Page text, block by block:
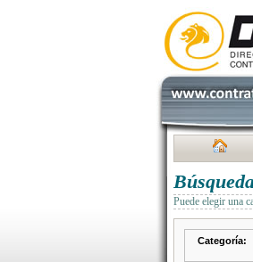
Puede elegir una
Categoría: